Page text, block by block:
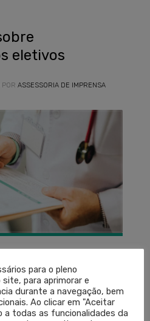
eletivos
POR ASSESSORIA DE IMPRENSA
Medicina do Rio Grande do
que os procedimentos
possa causar danos ao
ficando tal decisão
para o pleno
para aprimorar e
durante a navegação, bem
Ao clicar em "Aceitar
a todas as funcionalidades da